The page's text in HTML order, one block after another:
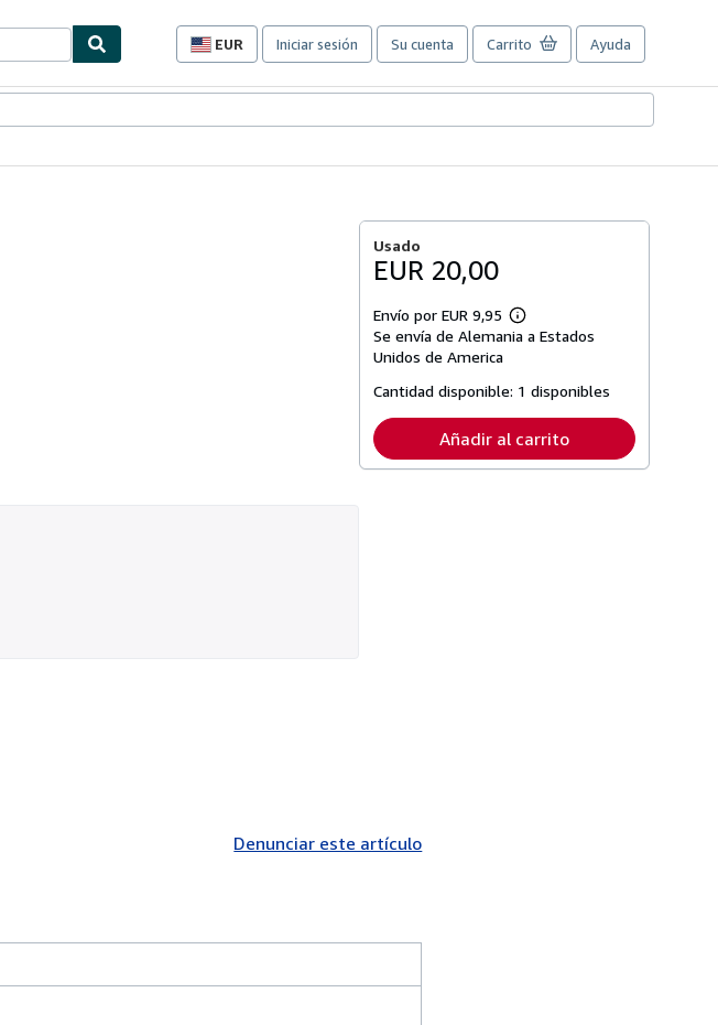
EUR
Preferencias
compra
sitio.
Iniciar sesión Su cuenta Carrito Ayuda
Usado
EUR 20,00
Envío por EUR 9,95
Más
información
tarifas
envío
Se envía de Alemania a Estados
Unidos de America
Cantidad disponible: 1 disponibles
Añadir al carrito
Denunciar este artículo